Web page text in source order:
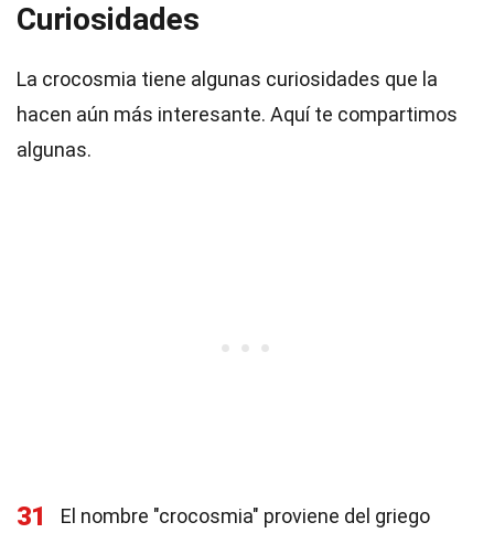
Curiosidades
La crocosmia tiene algunas curiosidades que la
hacen aún más interesante. Aquí te compartimos
algunas.
31
El nombre "crocosmia" proviene del griego